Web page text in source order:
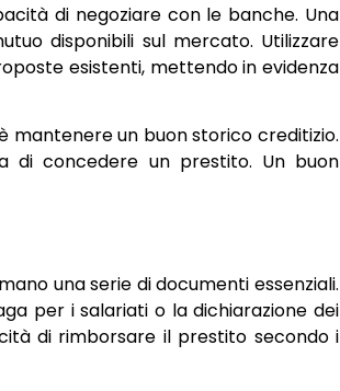
di negoziare con le banche. Una
disponibili sul mercato. Utilizzare
esistenti, mettendo in evidenza
un buon storico creditizio.
di concedere un prestito. Un buon
una serie di documenti essenziali.
per i salariati o la dichiarazione dei
di rimborsare il prestito secondo i